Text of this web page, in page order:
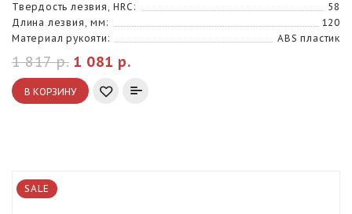
Твердость лезвия, HRC:
58
Длина лезвия, мм:
120
Материал рукояти:
ABS пластик
1 081 р.
1 817 р.
В КОРЗИНУ
SALE